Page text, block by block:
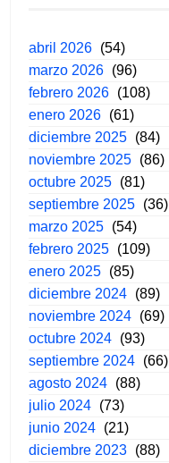
abril 2026 (54)
marzo 2026 (96)
febrero 2026 (108)
enero 2026 (61)
diciembre 2025 (84)
noviembre 2025 (86)
octubre 2025 (81)
septiembre 2025 (36)
marzo 2025 (54)
febrero 2025 (109)
enero 2025 (85)
diciembre 2024 (89)
noviembre 2024 (69)
octubre 2024 (93)
septiembre 2024 (66)
agosto 2024 (88)
julio 2024 (73)
junio 2024 (21)
diciembre 2023 (88)